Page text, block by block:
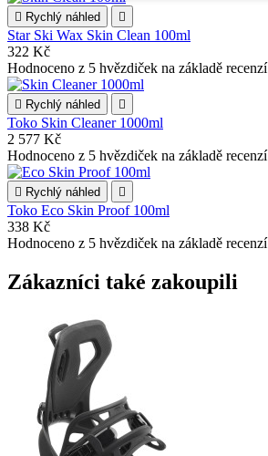
 Rychlý náhled 
Star Ski Wax Skin Clean 100ml
322 Kč
Hodnoceno z 5 hvězdiček na základě recenzí
 Rychlý náhled 
Toko Skin Cleaner 1000ml
2 577 Kč
Hodnoceno z 5 hvězdiček na základě recenzí
 Rychlý náhled 
Toko Eco Skin Proof 100ml
338 Kč
Hodnoceno z 5 hvězdiček na základě recenzí
Zákazníci také zakoupili